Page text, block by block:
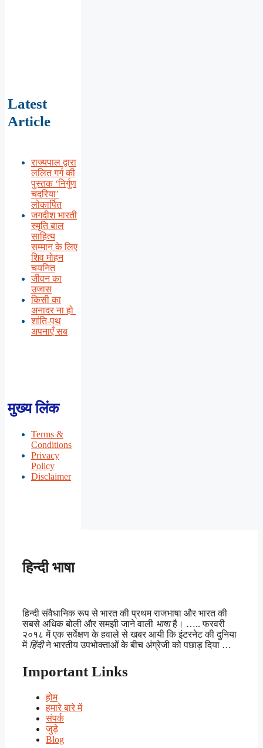
Latest
Article
राज्यपाल द्वारा
ललित गर्ग की
पुस्तक ‘निर्गुण
चदरिया’
लोकार्पित
जगदीश भारती
स्मृति बाल
साहित्य
सम्मान के लिए
शिव मोहन
चयनित
जीवन का
उजास
किसी का
अनादर ना हो
शांति-पथ
अपनाएँ सब
मुख्य लिंक
Terms &
Conditions
Privacy
Policy
Disclaimer
हिन्दी भाषा
हिन्दी संवैधानिक रूप से भारत की प्रथम राजभाषा और भारत की
सबसे अधिक बोली और समझी जाने वाली भाषाहै। ….. फरवरी
२०१८ में एक सर्वेक्षण के हवाले से खबर आयी कि इंटरनेट की दुनिया
में हिंदीने भारतीय उपभोक्ताओं के बीच अंग्रेजी को पछाड़ दिया …
Important Links
होम
हमारे बारे में
संपर्क
जुड़े
Blog